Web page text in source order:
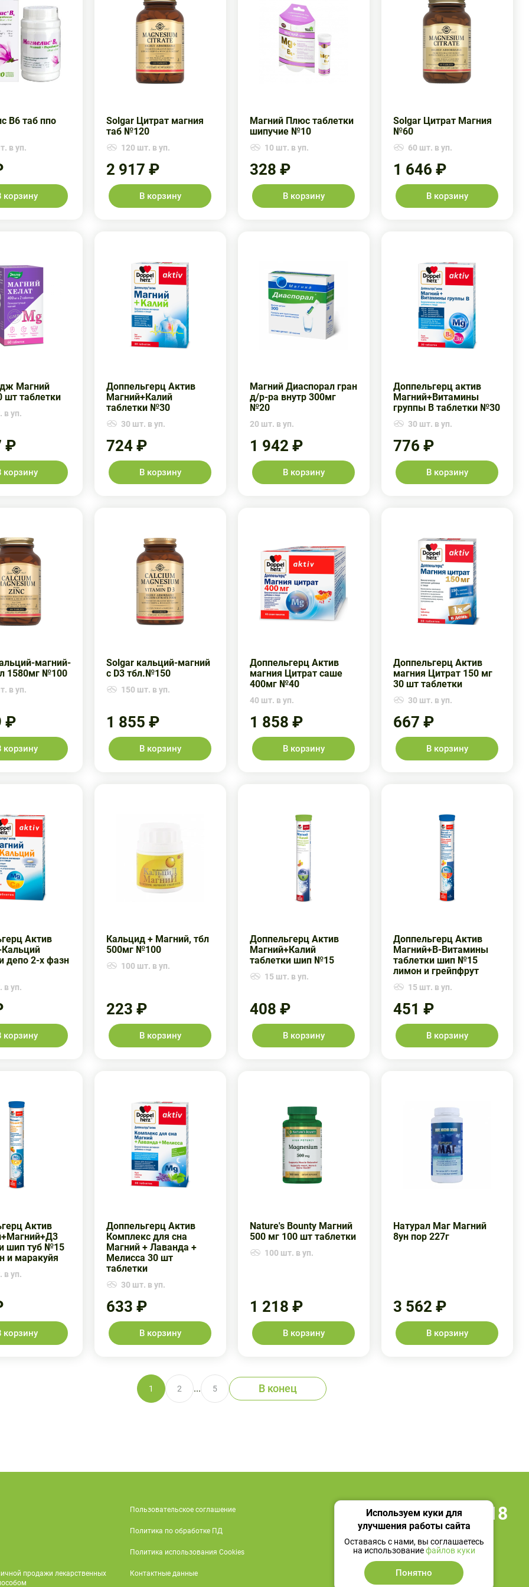
В6 таб ппо
в уп.
корзину
Solgar Цитрат магния
таб №120
120 шт. в уп.
2 917 ₽
В корзину
Магний Плюс таблетки
шипучие №10
10 шт. в уп.
328 ₽
В корзину
Solgar Цитрат Магния
№60
60 шт. в уп.
1 646 ₽
В корзину
Магний
шт таблетки
в уп.
₽
корзину
Доппельгерц Актив
Магний+Калий
таблетки №30
30 шт. в уп.
724 ₽
В корзину
Магний Диаспорал гран
д/р-ра внутр 300мг
№20
20 шт. в уп.
1 942 ₽
В корзину
Доппельгерц актив
Магний+Витамины
группы В таблетки №30
30 шт. в уп.
776 ₽
В корзину
магний-
1580мг №100
в уп.
₽
корзину
Solgar кальций-магний
с D3 тбл.№150
150 шт. в уп.
1 855 ₽
В корзину
Доппельгерц Актив
магния Цитрат саше
400мг №40
40 шт. в уп.
1 858 ₽
В корзину
Доппельгерц Актив
магния Цитрат 150 мг
30 шт таблетки
30 шт. в уп.
667 ₽
В корзину
Актив
депо 2-х фазн
в уп.
корзину
Кальцид + Магний, тбл
500мг №100
100 шт. в уп.
223 ₽
В корзину
Доппельгерц Актив
Магний+Калий
таблетки шип №15
15 шт. в уп.
408 ₽
В корзину
Доппельгерц Актив
Магний+В-Витамины
таблетки шип №15
лимон и грейпфрут
15 шт. в уп.
451 ₽
В корзину
Актив
шип туб №15
и маракуйя
в уп.
корзину
Доппельгерц Актив
Комплекс для сна
Магний + Лаванда +
Мелисса 30 шт
таблетки
30 шт. в уп.
633 ₽
В корзину
Nature's Bounty Магний
500 мг 100 шт таблетки
100 шт. в уп.
1 218 ₽
В корзину
Натурал Маг Магний
8ун пор 227г
3 562 ₽
В корзину
1 2 ... 5 В конец
продажи лекарственных
Пользовательское соглашение
Политика по обработке ПД
Политика использования Cookies
Контактные данные
+7 495 419 18 18
Используем куки для
улучшения работы сайта
Оставаясь с нами, вы соглашаетесь
на использованиефайлов куки
Понятно